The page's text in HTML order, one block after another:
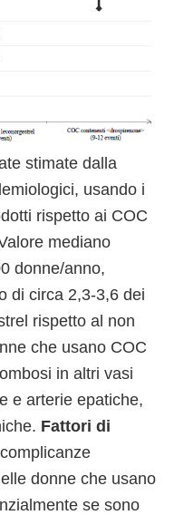
stimate dalla
usando i
rispetto ai COC
mediano
donne/anno,
di circa 2,3-3,6 dei
rispetto al non
che usano COC
in altri vasi
e arterie epatiche,
Fattori di
donne che usano
se sono